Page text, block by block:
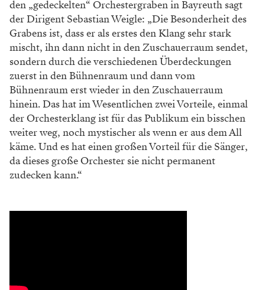
den „gedeckelten“ Orchestergraben in Bayreuth sagt
der Dirigent Sebastian Weigle: „Die Besonderheit des
Grabens ist, dass er als erstes den Klang sehr stark
mischt, ihn dann nicht in den Zuschauerraum sendet,
sondern durch die verschiedenen Überdeckungen
zuerst in den Bühnenraum und dann vom
Bühnenraum erst wieder in den Zuschauerraum
hinein. Das hat im Wesentlichen zwei Vorteile, einmal
der Orchesterklang ist für das Publikum ein bisschen
weiter weg, noch mystischer als wenn er aus dem All
käme. Und es hat einen großen Vorteil für die Sänger,
da dieses große Orchester sie nicht permanent
zudecken kann.“